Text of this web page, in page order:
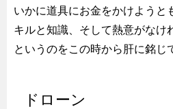
いかに道具にお金をかけようと
キルと知識、そして熱意がなけ
というのをこの時から肝に銘じ
ドローン